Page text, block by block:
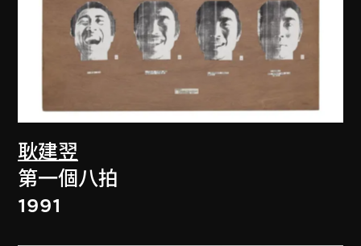
耿建翌
第一個八拍
1991